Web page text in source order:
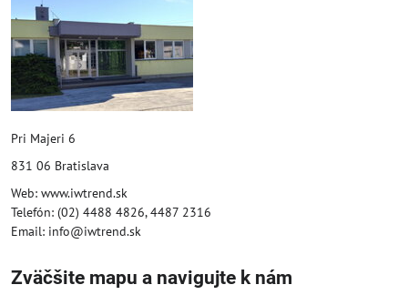
Pri Majeri 6
831 06 Bratislava
Web: www.iwtrend.sk
Telefón: (02) 4488 4826, 4487 2316
Email: info@iwtrend.sk
Zväčšite mapu a navigujte k nám